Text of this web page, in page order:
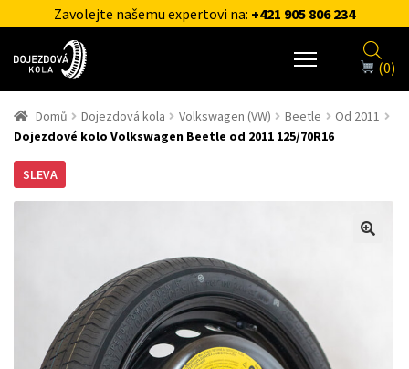
Zavolejte našemu expertovi na: +421 905 806 234
(0)
Domů Dojezdová kola Volkswagen (VW) Beetle
Od 2011
Dojezdové kolo Volkswagen Beetle od 2011 125/70R16
SLEVA